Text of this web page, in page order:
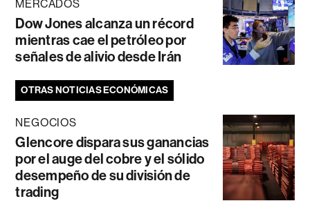
MERCADOS
Dow Jones alcanza un récord
mientras cae el petróleo por
señales de alivio desde Irán
OTRAS NOTICIAS ECONÓMICAS
NEGOCIOS
Glencore dispara sus ganancias
por el auge del cobre y el sólido
desempeño de su división de
trading